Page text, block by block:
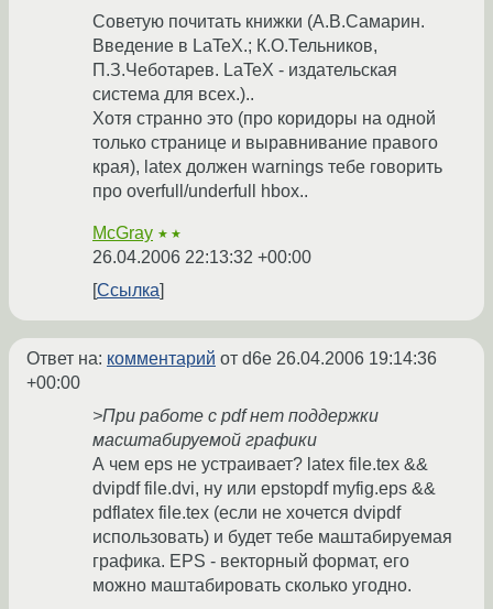
Советую почитать книжки (А.В.Самарин.
Введение в LaTeX.; К.О.Тельников,
П.З.Чеботарев. LaTeX - издательская
система для всех.)..
Хотя странно это (про коридоры на одной
только странице и выравнивание правого
края), latex должен warnings тебе говорить
про overfull/underfull hbox..
McGray ★★
26.04.2006 22:13:32 +00:00
Ссылка
Ответ на: комментарий от d6e 26.04.2006 19:14:36
+00:00
>При работе с pdf нет поддержки
масштабируемой графики
А чем eps не устраивает? latex file.tex &&
dvipdf file.dvi, ну или epstopdf myfig.eps &&
pdflatex file.tex (если не хочется dvipdf
использовать) и будет тебе маштабируемая
графика. EPS - векторный формат, его
можно маштабировать сколько угодно.